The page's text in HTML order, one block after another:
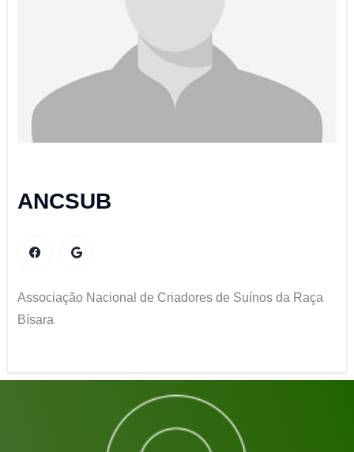
ANCSUB
Associação Nacional de Criadores de Suínos da Raça
Bísara